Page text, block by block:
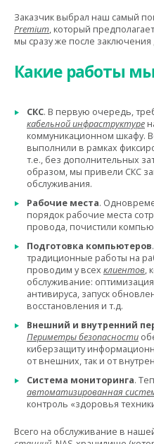
Заказчик выбрал наш самый
Premium, который
мы сразу же после заключения
Какие работы
СКС. В первую очередь,
кабельной инфраструктуре
коммуникационном шкафу.
выполнили в рамках
т.е., без дополнительных
образом, мы привели СКС
обслуживания.
Рабочие места.
порядок рабочие места
провода, почистили
Подготовка компьютеров
традиционные работы на
проводим у всех клиентов,
обслуживание:
антивируса, запуск
восстановления и т.д.
Внешний и внутренний
Периметры безопасности
киберзащиту
от внешних, так и от
Система мониторинга.
автоматизированная
контроль «здоровья
Всего на обслуживание в